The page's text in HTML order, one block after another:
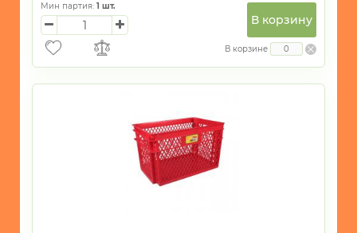
Мин партия: 1 шт.
В корзину
В корзине